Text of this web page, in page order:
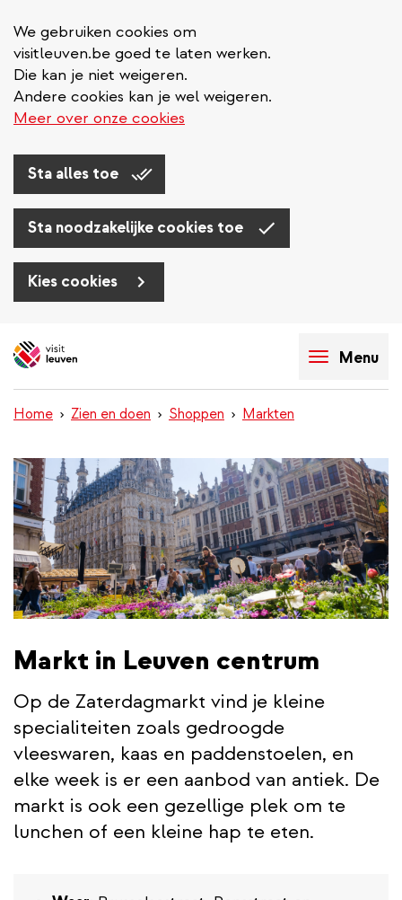
We gebruiken cookies om
visitleuven.be goed te laten werken.
Die kan je niet weigeren.
Andere cookies kan je wel weigeren.
Meer over onze cookies
Sta alles toe
Sta noodzakelijke cookies toe
Kies cookies
en
inhoud
Menu
Home Zien en doen Shoppen Markten
Markt in Leuven centrum
Op de Zaterdagmarkt vind je kleine
specialiteiten zoals gedroogde
vleeswaren, kaas en paddenstoelen, en
elke week is er een aanbod van antiek. De
markt is ook een gezellige plek om te
lunchen of een kleine hap te eten.